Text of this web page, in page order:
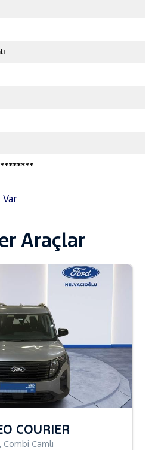
Araçlar
COURIER
, Combi Camlı